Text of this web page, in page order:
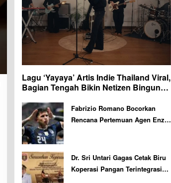
Lagu ‘Yayaya’ Artis Indie Thailand Viral,
Bagian Tengah Bikin Netizen Bingung
Fabrizio Romano Bocorkan
Rencana Pertemuan Agen Enzo
Dr. Sri Untari Gagas Cetak Biru
Koperasi Pangan Terintegrasi